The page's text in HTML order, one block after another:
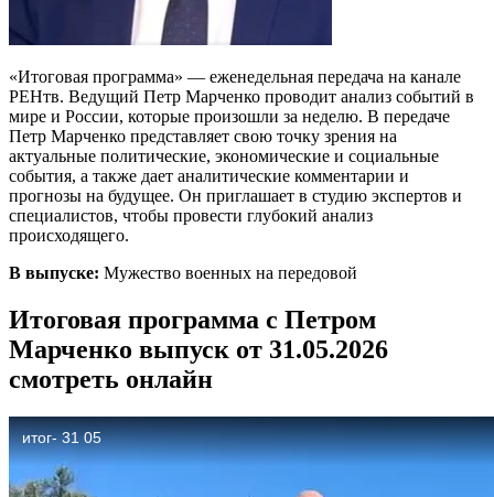
«Итоговая программа» — еженедельная передача на канале
РЕНтв. Ведущий Петр Марченко проводит анализ событий в
мире и России, которые произошли за неделю. В передаче
Петр Марченко представляет свою точку зрения на
актуальные политические, экономические и социальные
события, а также дает аналитические комментарии и
прогнозы на будущее. Он приглашает в студию экспертов и
специалистов, чтобы провести глубокий анализ
происходящего.
В выпуске: Мужество военных на передовой
Итоговая программа с Петром
Марченко выпуск от 31.05.2026
смотреть онлайн